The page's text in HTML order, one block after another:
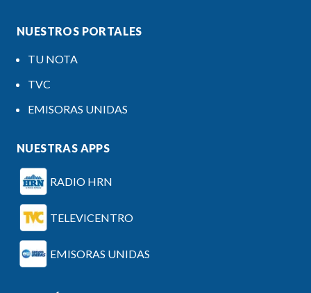
NUESTROS PORTALES
TU NOTA
TVC
EMISORAS UNIDAS
NUESTRAS APPS
RADIO HRN
TELEVICENTRO
EMISORAS UNIDAS